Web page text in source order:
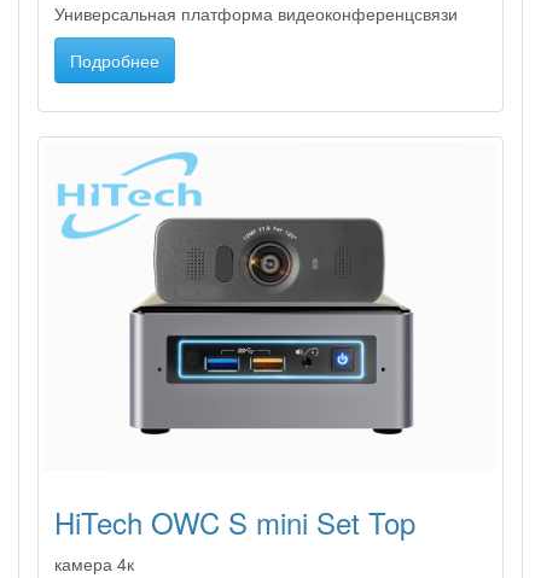
Универсальная платформа видеоконференцсвязи
Подробнее
HiTech OWC S mini Set Top
камера 4к